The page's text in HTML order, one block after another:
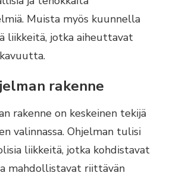
Muista myös kuunnella
liikkeitä, jotka aiheuttavat
rakenne
rakenne on keskeinen tekijä
valinnassa. Ohjelman tulisi
liikkeitä, jotka kohdistavat
mahdollistavat riittävän